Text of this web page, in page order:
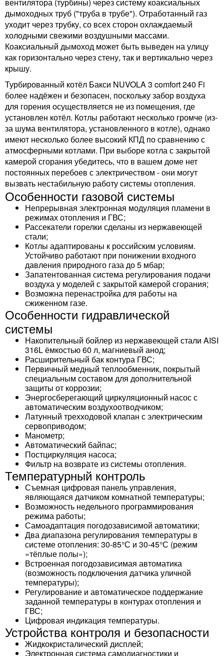
дымоходных труб ("труба в трубе"). Отработанный газ
уходит через трубку, со всех сторон охлаждаемый
холодными свежими воздушными массами.
Коаксиальный дымоход может быть выведен на улицу
как горизонтально через стену, так и вертикально через
крышу.
Турбированный котёл Бакси NUVOLA 3 comfort 240 Fi
более надёжен и безопасен, поскольку забор воздуха
для горения осуществляется не из помещения, где
установлен котёл. Котлы работают несколько громче (из-
за шума вентилятора, установленного в котле), однако
имеют несколько более высокий КПД по сравнению с
атмосферными котлами. При выборе котла с закрытой
камерой сгорания убедитесь, что в вашем доме нет
постоянных перебоев с электричеством - они могут
вызвать нестабильную работу системы отопления.
Особенности газовой системы
Непрерывная электронная модуляция пламени в
режимах отопления и ГВС;
Рассекатели горелки сделаны из нержавеющей
стали;
Котлы адаптированы к российским условиям.
Устойчиво работают при понижении входного
давления природного газа до 5 мбар;
Запатентованная система регулирования подачи
воздуха у моделей с закрытой камерой сгорания;
Возможна перенастройка для работы на
сжиженном газе.
Особенности гидравлической
системы
Накопительный бойлер из нержавеющей стали AISI
316L ёмкостью 60 л, магниевый анод;
Расширительный бак контура ГВС;
Первичный медный теплообменник, покрытый
специальным составом для дополнительной
защиты от коррозии;
Энергосберегающий циркуляционный насос с
автоматическим воздухоотводчиком;
Латунный трехходовой клапан с электрическим
сервоприводом;
Манометр;
Автоматический байпас;
Постциркуляция насоса;
Фильтр на возврате из системы отопления.
Температурный контроль
Съемная цифровая панель управления,
являющаяся датчиком комнатной температуры;
Возможность недельного программирования
режима работы;
Самоадаптация погодозависимой автоматики;
Два диапазона регулирования температуры в
системе отопления: 30-85°С и 30-45°С (режим
«тёплые полы»);
Встроенная погодозависимая автоматика
(возможность подключения датчика уличной
температуры);
Регулирование и автоматическое поддержание
заданной температуры в контурах отопления и
ГВС;
Цифровая индикация температуры.
Устройства контроля и безопасности
Жидкокристалический дисплей;
Электронная система самодиагностики и